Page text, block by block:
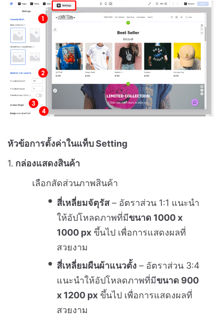
หัวข้อการตั้งค่าในแท็บ Setting
1. กล่องแสดงสินค้า
เลือกสัดส่วนภาพสินค้า
สี่เหลี่ยมจัตุรัส– อัตราส่วน 1:1 แนะนำ
ให้อัปโหลดภาพที่มีขนาด 1000 x
1000 px ขึ้นไป เพื่อการแสดงผลที่
สวยงาม
สี่เหลี่ยมผืนผ้าแนวตั้ง – อัตราส่วน 3:4
แนะนำให้อัปโหลดภาพที่มีขนาด 900
x 1200 px ขึ้นไป เพื่อการแสดงผลที่
สวยงาม